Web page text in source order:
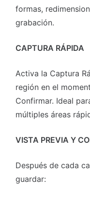
formas,
grabación.
CAPTURA RÁPIDA
Activa la Captura
región en el
Confirmar. Ideal
múltiples áreas
VISTA PREVIA Y
Después de cada
guardar: